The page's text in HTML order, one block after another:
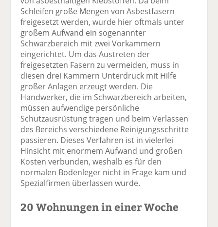
Schleifen große Mengen von Asbestfasern
freigesetzt werden, wurde hier oftmals unter
großem Aufwand ein sogenannter
Schwarzbereich mit zwei Vorkammern
eingerichtet. Um das Austreten der
freigesetzten Fasern zu vermeiden, muss in
diesen drei Kammern Unterdruck mit Hilfe
großer Anlagen erzeugt werden. Die
Handwerker, die im Schwarzbereich arbeiten,
müssen aufwendige persönliche
Schutzausrüstung tragen und beim Verlassen
des Bereichs verschiedene Reinigungsschritte
passieren. Dieses Verfahren ist in vielerlei
Hinsicht mit enormem Aufwand und großen
Kosten verbunden, weshalb es für den
normalen Bodenleger nicht in Frage kam und
Spezialfirmen überlassen wurde.
20 Wohnungen in einer Woche